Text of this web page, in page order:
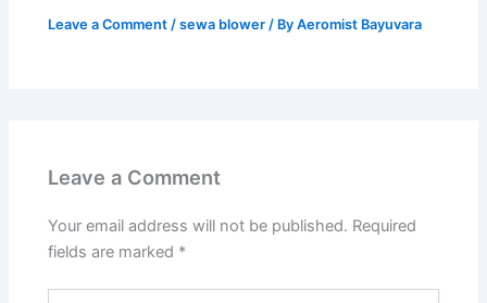
Leave a Comment /sewa blower / ByAeromist Bayuvara
Leave a Comment
Your email address will not be published. Required
fields are marked *